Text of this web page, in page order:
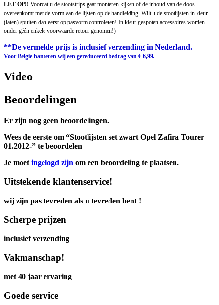
LET OP!! Voordat u de stootstrips gaat monteren kijken of de inhoud van de doos
overeenkomt met de vorm van de lijsten op de handleiding. Wilt u de stootlijsten in kleur
(laten) spuiten dan eerst op pasvorm controleren! In kleur gespoten accessoires worden
onder géén enkele voorwaarde retour genomen!)
**De vermelde prijs is inclusief verzending in Nederland.
Voor Belgie hanteren wij een gereduceerd bedrag van € 6,99.
Video
Beoordelingen
Er zijn nog geen beoordelingen.
Wees de eerste om “Stootlijsten set zwart Opel Zafira Tourer
01.2012-” te beoordelen
Je moet ingelogd zijn om een beoordeling te plaatsen.
Uitstekende klantenservice!
wij zijn pas tevreden als u tevreden bent !
Scherpe prijzen
inclusief verzending
Vakmanschap!
met 40 jaar ervaring
Goede service